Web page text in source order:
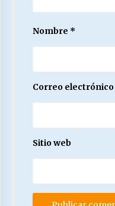
Nombre *
Correo electrónico
Sitio web